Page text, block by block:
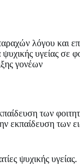
λόγου και
υγείας σε
γονέων
των
εκπαίδευση των
ψυχικής υγείας.